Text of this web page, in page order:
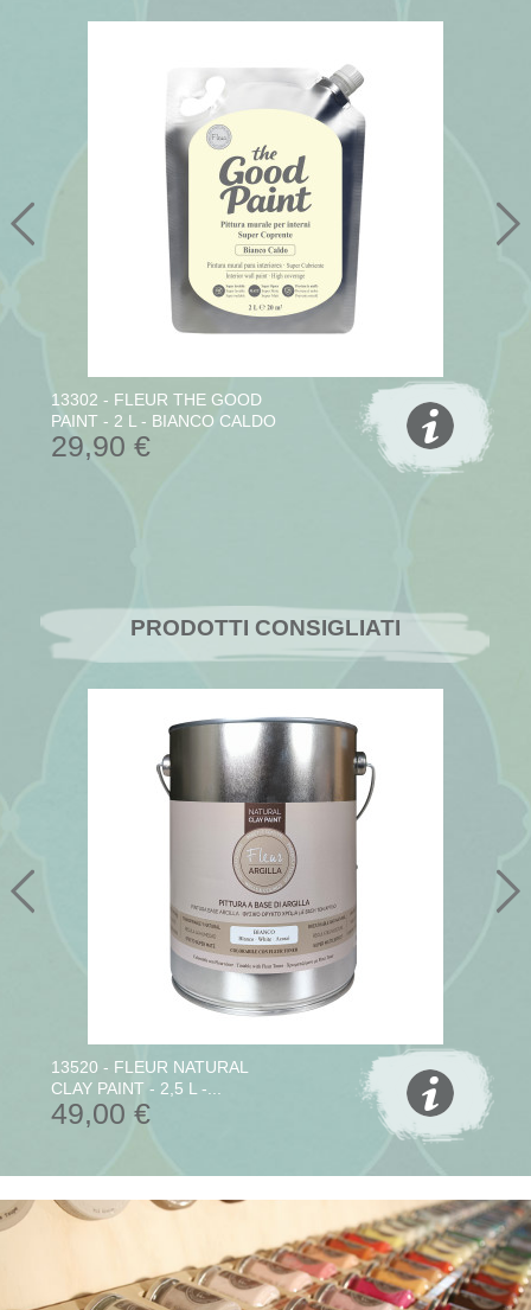
13302 - FLEUR THE GOOD
PAINT - 2 L - BIANCO CALDO
29,90 €
PRODOTTI CONSIGLIATI
13520 - FLEUR NATURAL
CLAY PAINT - 2,5 L -...
49,00 €